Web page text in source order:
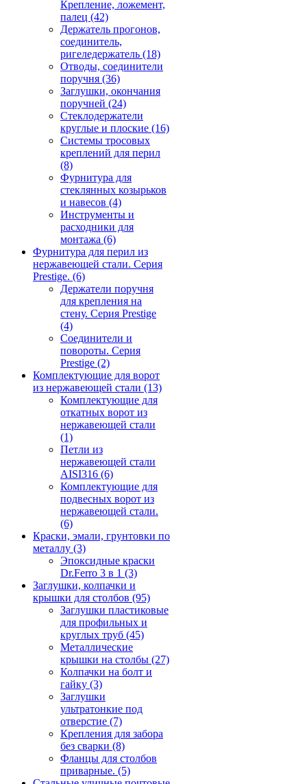
Крепление, ложемент,
палец (42)
Держатель прогонов,
соединитель,
ригеледержатель (18)
Отводы, соединители
поручня (36)
Заглушки, окончания
поручней (24)
Стеклодержатели
круглые и плоские (16)
Системы тросовых
креплений для перил
(8)
Фурнитура для
стеклянных козырьков
и навесов (4)
Инструменты и
расходники для
монтажа (6)
Фурнитура для перил из
нержавеющей стали. Серия
Prestige. (6)
Держатели поручня
для крепления на
стену. Серия Prestige
(4)
Соединители и
повороты. Серия
Prestige (2)
Комплектующие для ворот
из нержавеющей стали (13)
Комплектующие для
откатных ворот из
нержавеющей стали
(1)
Петли из
нержавеющей стали
AISI316 (6)
Комплектующие для
подвесных ворот из
нержавеющей стали.
(6)
Краски, эмали, грунтовки по
металлу (3)
Эпоксидные краски
Dr.Ferro 3 в 1 (3)
Заглушки, колпачки и
крышки для столбов (95)
Заглушки пластиковые
для профильных и
круглых труб (45)
Металлические
крышки на столбы (27)
Колпачки на болт и
гайку (3)
Заглушки
ультратонкие под
отверстие (7)
Крепления для забора
без сварки (8)
Фланцы для столбов
приварные. (5)